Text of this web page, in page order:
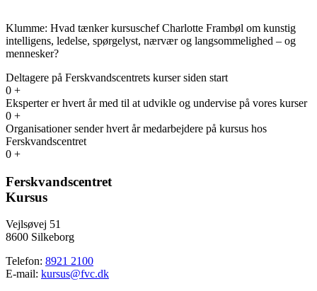
Klumme: Hvad tænker kursuschef Charlotte Frambøl om kunstig
intelligens, ledelse, spørgelyst, nærvær og langsommelighed – og
mennesker?
Deltagere på Ferskvandscentrets kurser siden start
0 +
Eksperter er hvert år med til at udvikle og undervise på vores kurser
0 +
Organisationer sender hvert år medarbejdere på kursus hos
Ferskvandscentret
0 +
Ferskvandscentret
Kursus
Vejlsøvej 51
8600 Silkeborg
Telefon: 8921 2100
E-mail: kursus@fvc.dk